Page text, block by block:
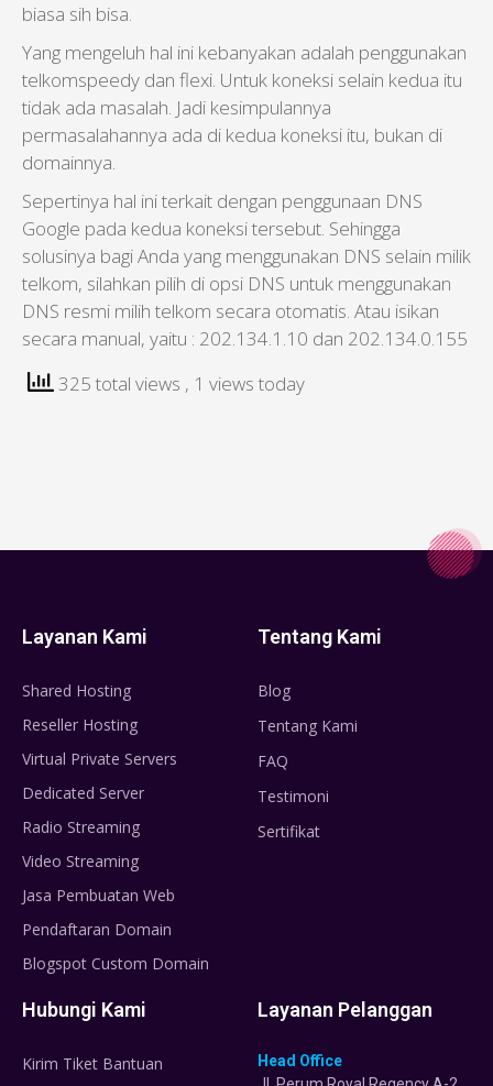
biasa sih bisa.
Yang mengeluh hal ini kebanyakan adalah penggunakan
telkomspeedy dan flexi. Untuk koneksi selain kedua itu
tidak ada masalah. Jadi kesimpulannya
permasalahannya ada di kedua koneksi itu, bukan di
domainnya.
Sepertinya hal ini terkait dengan penggunaan DNS
Google pada kedua koneksi tersebut. Sehingga
solusinya bagi Anda yang menggunakan DNS selain milik
telkom, silahkan pilih di opsi DNS untuk menggunakan
DNS resmi milih telkom secara otomatis. Atau isikan
secara manual, yaitu : 202.134.1.10 dan 202.134.0.155
325 total views , 1 views today
Layanan Kami
Shared Hosting
Reseller Hosting
Virtual Private Servers
Dedicated Server
Radio Streaming
Video Streaming
Jasa Pembuatan Web
Pendaftaran Domain
Blogspot Custom Domain
Tentang Kami
Blog
Tentang Kami
FAQ
Testimoni
Sertifikat
Hubungi Kami
Kirim Tiket Bantuan
Layanan Pelanggan
Head Office